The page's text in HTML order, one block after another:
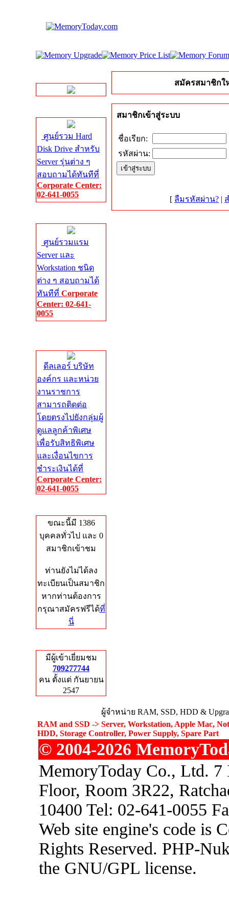
ศูนย์รวม Hard
Disk Drive สำหรับ
Server รุ่นต่าง ๆ
สอบถามได้ทันทีที่
Corporate Center:
02-641-0055
ศูนย์รวมแรม
Server และ
Workstation ชนิด
ต่าง ๆ สอบถามได้
ทันทีที่ Corporate
Center: 02-641-
0055
ดีลเลอร์ บริษัท
องค์กร และหน่วย
งานราชการ
สามารถติดต่อ
โดยตรงไปยังกลุ่มผู้
ดูแลลูกค้าพิเศษ
เพื่อรับสิทธิพิเศษ
และเงื่อนไขการ
ชำระเงินได้ที่
Corporate Center:
02-641-0055
ขณะนี้มี 1386
บุคคลทั่วไป และ 0
สมาชิกเข้าชม
ท่านยังไม่ได้ลง
ทะเบียนเป็นสมาชิก
หากท่านต้องการ
กรุณาสมัครฟรีได้ที่
นี่
มีผู้เข้าเยี่ยมชม
709277744
คน ตั้งแต่ กันยายน
2547
สมัครสมาชิกใ
สมาชิกเข้าสู่ระบบ
ชื่อเรียก:
รหัสผ่าน:
[ ลืมรหัสผ่าน? |
ผู้จำหน่าย RAM, SSD, HDD &
RAM and SSD -> Server, Workstation, Apple Mac,
HDD, Storage Controller, Power Supply, Spare Part
© 2004-2026
MemoryToday Co., Ltd.
Floor, Room 3R22,
10400 Tel: 02-641-0055
Web site engine's code is
Rights Reserved. PHP-
the GNU/GPL license.